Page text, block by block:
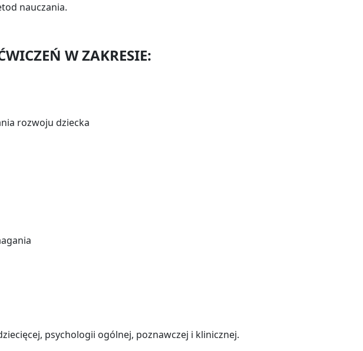
nauczania.
W ZAKRESIE:
rozwoju dziecka
psychologii ogólnej, poznawczej i klinicznej.